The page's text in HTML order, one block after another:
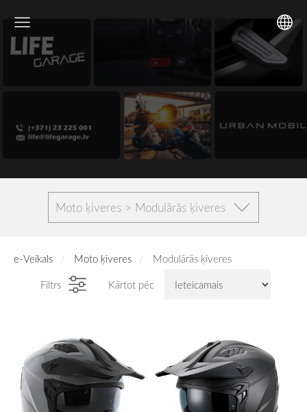
Moto ķiveres > Modulārās ķiveres
e-Veikals Moto ķiveres
Modulārās ķiveres
Filtrs
Kārtot pēc